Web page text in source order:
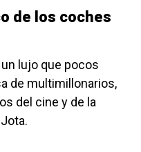
de los coches
lujo que pocos
de multimillonarios,
del cine y de la